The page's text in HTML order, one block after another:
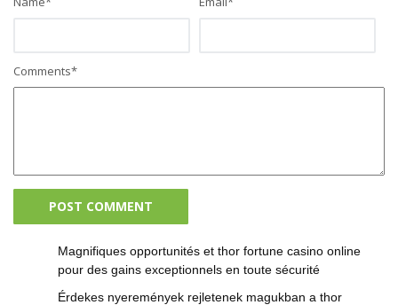
Comments*
Magnifiques opportunités et thor fortune casino online
pour des gains exceptionnels en toute sécurité
Érdekes nyeremények rejletenek magukban a thor